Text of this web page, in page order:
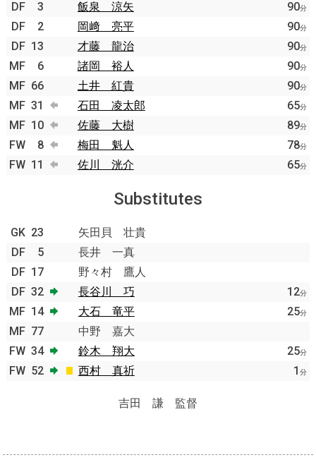
DF 3 飯泉 涼矢 90分
DF 2 岡﨑 亮平 90分
DF 13 才藤 龍治 90分
MF 6 諸岡 裕人 90分
MF 66 土井 紅貴 90分
MF 31 石田 凌太郎 65分
MF 10 佐藤 大樹 89分
FW 8 梅田 魁人 78分
FW 11 佐川 洸介 65分
Substitutes
GK 23
矢田貝 壮貴
DF
5
長井 一真
DF 17
野々村 鷹人
DF 32 長谷川 巧 12分
MF 14 大石 竜平 25分
MF 77
中野 嘉大
FW 34 鈴木 翔大 25分
FW 52 西村 真祈 1 分
吉田 謙 監督